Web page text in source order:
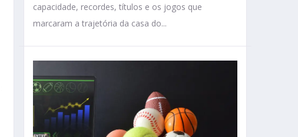
capacidade, recordes, títulos e os jogos que
marcaram a trajetória da casa do...